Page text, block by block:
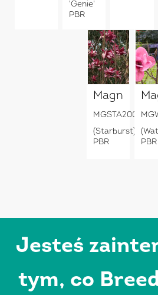
'Genie'
PBR
Magnolia
MGSTA2009
(Starburst)
PBR
PBR
Jesteś
tym, co